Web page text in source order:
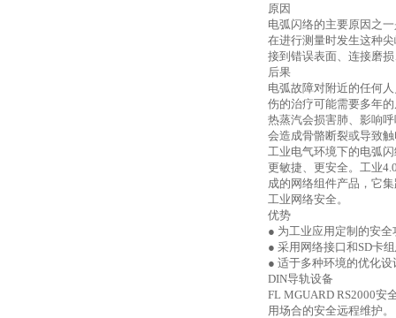
原因
电弧闪络的主要原因之
在进行测量时发生这种
接到错误表面、连接磨
后果
电弧故障对附近的任何
伤的治疗可能需要多年
热蒸汽会损害肺、影响
会造成骨骼断裂或导致
工业电气环境下的电弧
更敏捷、更安全。工业
成的网络组件产品，它
工业网络安全。
优势
● 为工业应用定制的安
● 采用网络接口和SD卡
● 适于多种环境的优化
DIN导轨设备
FL MGUARD RS2000安
用场合的安全远程维护。